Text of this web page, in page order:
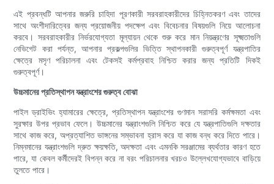
এই প্রবন্ধটি আপনার জরুরি চাহিদা পূরণকারী সরবরাহকারীদের চিহ্নিতকরণ এবং তাদের
সাথে অংশীদারিত্বের জন্য প্রয়োজনীয় পদক্ষেপ এবং বিবেচনার বিষয়গুলি নিয়ে আলোচনা
করবে। সরবরাহকারীর নির্ভরযোগ্যতা মূল্যায়ন থেকে শুরু করে মান নিয়ন্ত্রণের সূক্ষ্মতাগুলি
নেভিগেট করা পর্যন্ত, আপনার প্রকল্পগুলির ভিত্তি স্থাপনকারী গুরুত্বপূর্ণ যন্ত্রপাতির
ক্ষেত্রে মসৃণ পরিচালনা এবং টেকসই কর্মপ্রবাহ নিশ্চিত করার জন্য প্রতিটি দিকই
গুরুত্বপূর্ণ।
উচ্চমানের প্রতিস্থাপন যন্ত্রাংশের গুরুত্ব বোঝা
পাইল ড্রাইভিং হ্যামারের ক্ষেত্রে, প্রতিস্থাপন যন্ত্রাংশের গুণমান সরাসরি কর্মক্ষমতা এবং
সুরক্ষার উপর প্রভাব ফেলে। উচ্চমানের যন্ত্রাংশগুলি নিশ্চিত করে যে যন্ত্রপাতিগুলি দক্ষতার
সাথে কাজ করে, অপ্রত্যাশিত ভাঙ্গনের সম্ভাবনা হ্রাস করে যা কাজ বন্ধ করে দিতে পারে।
নিম্নমানের যন্ত্রাংশগুলি দ্রুত ক্ষয়ক্ষতি, অদক্ষতা এবং এমনকি সরঞ্জামের ব্যর্থতার কারণ হতে
পারে, যা কেবল কর্মীদেরই বিপন্ন করে না বরং পরিচালনার খরচও উল্লেখযোগ্যভাবে বাড়িয়ে
তুলতে পারে।